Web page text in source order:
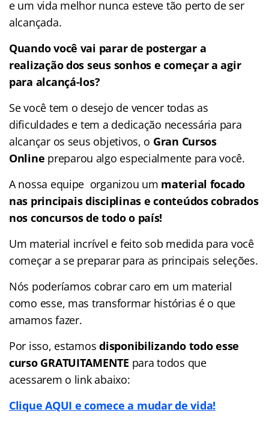
e um vida melhor nunca esteve tão perto de ser
alcançada.
Quando você vai parar de postergar a
realização dos seus sonhos e começar a agir
para alcançá-los?
Se você tem o desejo de vencer todas as
dificuldades e tem a dedicação necessária para
alcançar os seus objetivos, o Gran Cursos
Online preparou algo especialmente para você.
A nossa equipe organizou um material focado
nas principais disciplinas e conteúdos cobrados
nos concursos de todo o país!
Um material incrível e feito sob medida para você
começar a se preparar para as principais seleções.
Nós poderíamos cobrar caro em um material
como esse, mas transformar histórias é o que
amamos fazer.
Por isso, estamos disponibilizando todo esse
curso GRATUITAMENTE para todos que
acessarem o link abaixo:
Clique AQUI e comece a mudar de vida!